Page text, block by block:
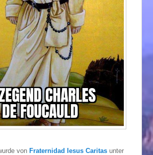
vonFraternidad Iesus Caritas unter